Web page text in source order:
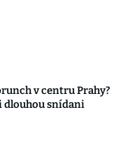
v centru Prahy?
dlouhou snídani